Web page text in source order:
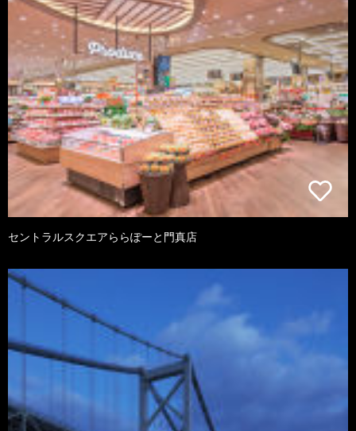
セントラルスクエアららぽーと門真店